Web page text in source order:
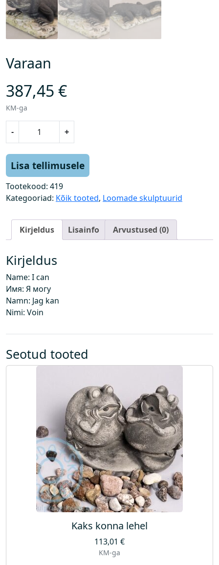
Varaan
387,45 €
KM-ga
-
a
n
k
s
+
Lisa tellimusele
Tootekood: 419
Kategooriad: Kõik tooted, Loomade skulptuurid
Kirjeldus Lisainfo Arvustused (0)
Kirjeldus
Name: I can
Имя: Я могу
Namn: Jag kan
Nimi: Voin
Seotud tooted
Kaks konna lehel
113,01 €
KM-ga